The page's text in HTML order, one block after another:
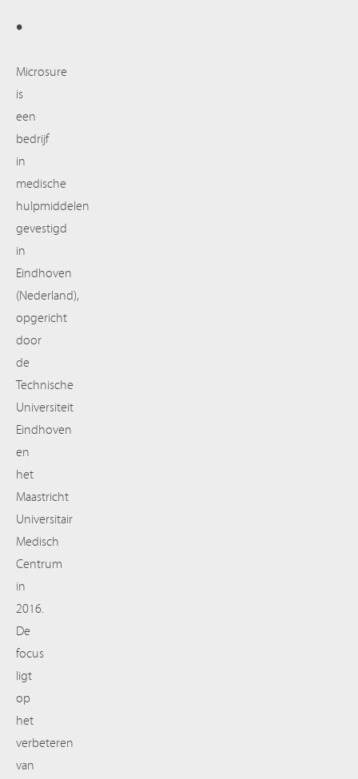
.
Microsure
is
een
bedrijf
in
medische
hulpmiddelen
gevestigd
in
Eindhoven
(Nederland),
opgericht
door
de
Technische
Universiteit
Eindhoven
en
het
Maastricht
Universitair
Medisch
Centrum
in
2016.
De
focus
ligt
op
het
verbeteren
van